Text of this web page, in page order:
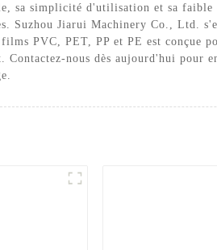
simplicité d'utilisation et sa faible
Suzhou Jiarui Machinery Co., Ltd.
PVC, PET, PP et PE est conçue
nous dès aujourd'hui pour